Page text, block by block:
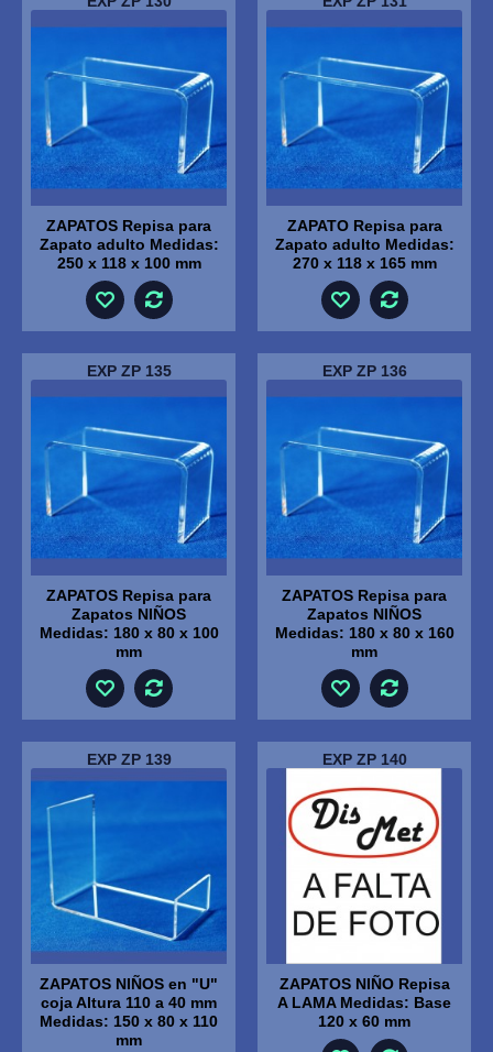
ZAPATOS Repisa para
Zapato adulto Medidas:
250 x 118 x 100 mm
ZAPATO Repisa para
Zapato adulto Medidas:
270 x 118 x 165 mm
EXP ZP 135
ZAPATOS Repisa para
Zapatos NIÑOS
Medidas: 180 x 80 x 100
mm
EXP ZP 136
ZAPATOS Repisa para
Zapatos NIÑOS
Medidas: 180 x 80 x 160
mm
EXP ZP 139
ZAPATOS NIÑOS en "U"
coja Altura 110 a 40 mm
Medidas: 150 x 80 x 110
mm
EXP ZP 140
ZAPATOS NIÑO Repisa
A LAMA Medidas: Base
120 x 60 mm